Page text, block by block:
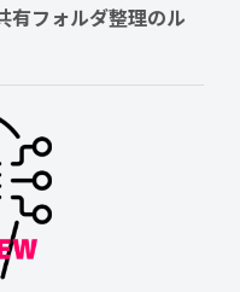
有フォルダ整理のル